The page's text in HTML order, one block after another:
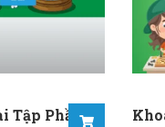
Tập Phần